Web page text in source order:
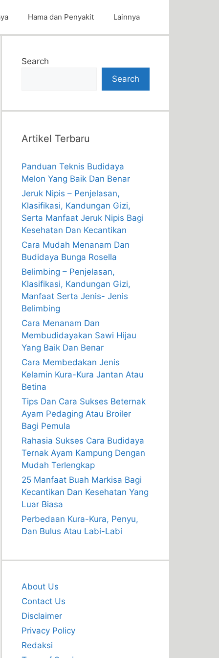
Hama dan Penyakit Lainnya
Search
Search
Artikel Terbaru
Panduan Teknis Budidaya
Melon Yang Baik Dan Benar
Jeruk Nipis – Penjelasan,
Klasifikasi, Kandungan Gizi,
Serta Manfaat Jeruk Nipis Bagi
Kesehatan Dan Kecantikan
Cara Mudah Menanam Dan
Budidaya Bunga Rosella
Belimbing – Penjelasan,
Klasifikasi, Kandungan Gizi,
Manfaat Serta Jenis- Jenis
Belimbing
Cara Menanam Dan
Membudidayakan Sawi Hijau
Yang Baik Dan Benar
Cara Membedakan Jenis
Kelamin Kura-Kura Jantan Atau
Betina
Tips Dan Cara Sukses Beternak
Ayam Pedaging Atau Broiler
Bagi Pemula
Rahasia Sukses Cara Budidaya
Ternak Ayam Kampung Dengan
Mudah Terlengkap
25 Manfaat Buah Markisa Bagi
Kecantikan Dan Kesehatan Yang
Luar Biasa
Perbedaan Kura-Kura, Penyu,
Dan Bulus Atau Labi-Labi
About Us
Contact Us
Disclaimer
Privacy Policy
Redaksi